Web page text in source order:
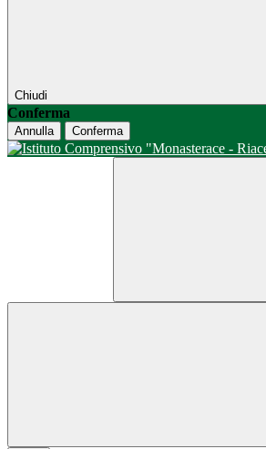
Chiudi
Conferma
Annulla Conferma